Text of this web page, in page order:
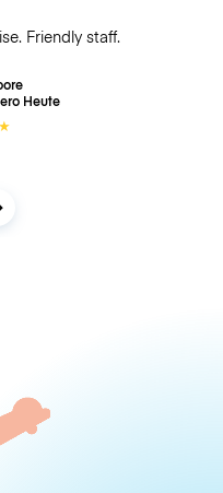
Friendly staff.
Heute
★